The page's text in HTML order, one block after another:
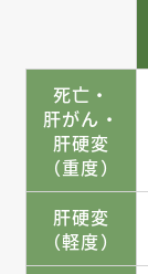
死亡・
肝がん・
肝硬変
（重度）
肝硬変
（軽度）